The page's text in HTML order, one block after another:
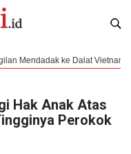
ke Dalat Vietnam
Hak Anak Atas
Perokok